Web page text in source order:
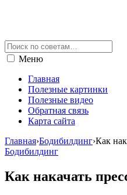
Меню
Главная
Полезные картинки
Полезные видео
Обратная связь
Карта сайта
Главная›Бодибилдинг›Как
Бодибилдинг
Как накачать